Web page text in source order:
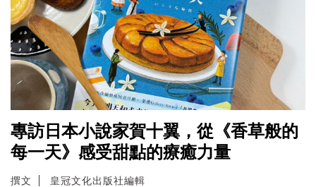
專訪日本小說家賀十翼，從《香草般的
每一天》感受甜點的療癒力量
撰文 皇冠文化出版社編輯